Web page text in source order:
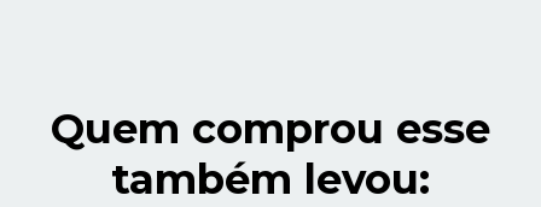
Quem comprou esse
também levou: